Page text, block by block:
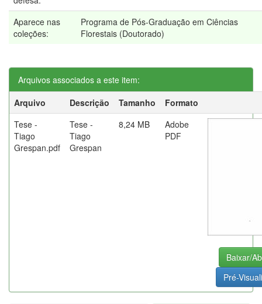
Aparece nas
coleções:
Programa de Pós-Graduação em Ciências
Florestais (Doutorado)
Arquivos associados a este item:
Arquivo
Descrição Tamanho
Formato
Tese -
Tiago
Grespan.pdf
Tese -
Tiago
Grespan
8,24 MB
Adobe
PDF
Baixar/
Pré-